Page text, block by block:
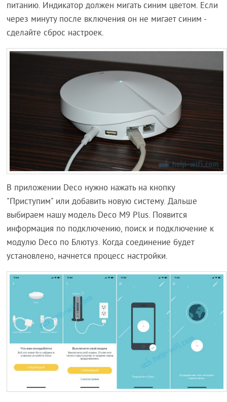
питанию. Индикатор должен мигать синим цветом. Если
через минуту после включения он не мигает синим -
сделайте сброс настроек.
В приложении Deco нужно нажать на кнопку
"Приступим" или добавить новую систему. Дальше
выбираем нашу модель Deco M9 Plus. Появится
информация по подключению, поиск и подключение к
модулю Deco по Блютуз. Когда соединение будет
установлено, начнется процесс настройки.